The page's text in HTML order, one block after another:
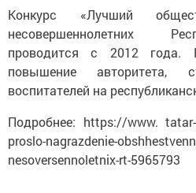
Конкурс «Лучший
несовершеннолетних
проводится с 2012 года.
повышение авторитета,
воспитателей на
Подробнее: https://www.
proslo-nagrazdenie-
nesoversennoletnix-rt-5965793